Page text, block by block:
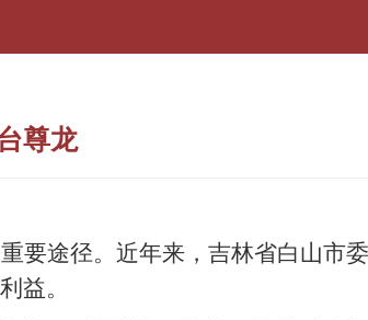
尊龙
要途径。近年来，吉林省白山市
益。